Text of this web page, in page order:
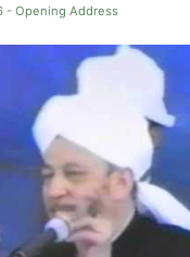
- Opening Address